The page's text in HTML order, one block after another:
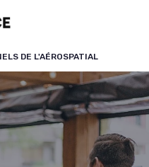
DE L'AÉROSPATIAL